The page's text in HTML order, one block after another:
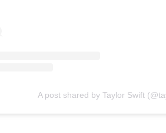
A post shared by Taylor Swift